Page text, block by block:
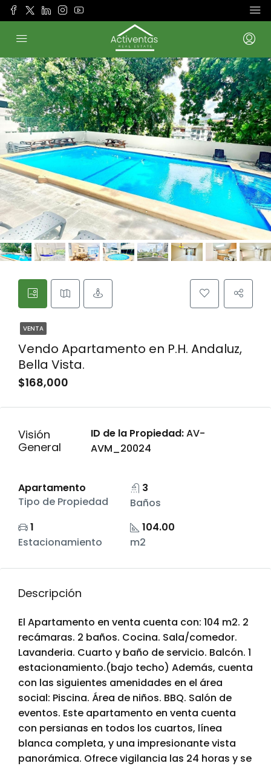
VENTA
Vendo Apartamento en P.H. Andaluz,
Bella Vista.
$168,000
Visión
General
ID de la Propiedad:AV-
AVM_20024
Apartamento
Tipo de Propiedad
3
Baños
1
Estacionamiento
104.00
m2
Descripción
El Apartamento en venta cuenta con: 104 m2. 2
recámaras. 2 baños. Cocina. Sala/comedor.
Lavanderia. Cuarto y baño de servicio. Balcón. 1
estacionamiento.(bajo techo) Además, cuenta
con las siguientes amenidades en el área
social: Piscina. Área de niños. BBQ. Salón de
eventos. Este apartamento en venta cuenta
con persianas en todos los cuartos, línea
blanca completa, y una impresionante vista
panorámica. Ofrece vigilancia las 24 horas y se